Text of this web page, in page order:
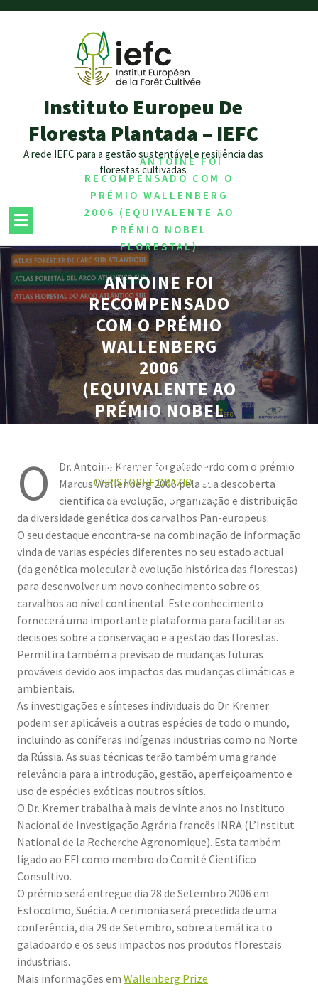
Instituto Europeu De
Floresta Plantada – IEFC
A rede IEFC para a gestão sustentável e resiliência das
florestas cultivadas
HOME/ /ANTOINE FOI
RECOMPENSADO COM O
PRÉMIO WALLENBERG
2006 (EQUIVALENTE AO
PRÉMIO NOBEL
FLORESTAL)
ANTOINE FOI
RECOMPENSADO
COM O PRÉMIO
WALLENBERG
2006
(EQUIVALENTE AO
PRÉMIO NOBEL
FLORESTAL)
22 JANEIRO 2006
CHRISTOPHE ORAZIO
0
COMMENTS
0 TAGS
O
Dr. Antoine Kremer foi galadoardo com o prémio
Marcus Wallenberg 2006 pela sua descoberta
cientifica da evolução, organização e distribuição
da diversidade genética dos carvalhos Pan-europeus.
O seu destaque encontra-se na combinação de informação
vinda de varias espécies diferentes no seu estado actual
(da genética molecular à evolução histórica das florestas)
para desenvolver um novo conhecimento sobre os
carvalhos ao nível continental. Este conhecimento
fornecerá uma importante plataforma para facilitar as
decisões sobre a conservação e a gestão das florestas.
Permitira também a previsão de mudanças futuras
prováveis devido aos impactos das mudanças climáticas e
ambientais.
As investigações e sínteses individuais do Dr. Kremer
podem ser aplicáveis a outras espécies de todo o mundo,
incluindo as coníferas indígenas industrias como no Norte
da Rússia. As suas técnicas terão também uma grande
relevância para a introdução, gestão, aperfeiçoamento e
uso de espécies exóticas noutros sítios.
O Dr. Kremer trabalha à mais de vinte anos no Instituto
Nacional de Investigação Agrária francês INRA (L’Institut
National de la Recherche Agronomique). Esta também
ligado ao EFI como membro do Comité Cientifico
Consultivo.
O prémio será entregue dia 28 de Setembro 2006 em
Estocolmo, Suécia. A cerimonia será precedida de uma
conferência, dia 29 de Setembro, sobre a temática to
galadoardo e os seus impactos nos produtos florestais
industriais.
Mais informações em Wallenberg Prize